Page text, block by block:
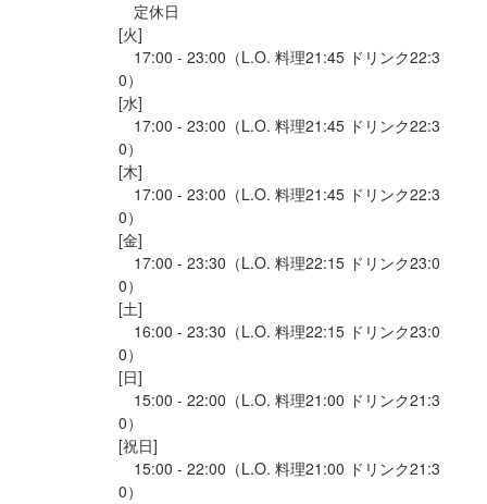
定休日
[火]
17:00 - 23:00（L.O. 料理21:45 ドリンク22:3
0）
[水]
17:00 - 23:00（L.O. 料理21:45 ドリンク22:3
0）
[木]
17:00 - 23:00（L.O. 料理21:45 ドリンク22:3
0）
[金]
17:00 - 23:30（L.O. 料理22:15 ドリンク23:0
0）
[土]
16:00 - 23:30（L.O. 料理22:15 ドリンク23:0
0）
[日]
15:00 - 22:00（L.O. 料理21:00 ドリンク21:3
0）
[祝日]
15:00 - 22:00（L.O. 料理21:00 ドリンク21:3
0）